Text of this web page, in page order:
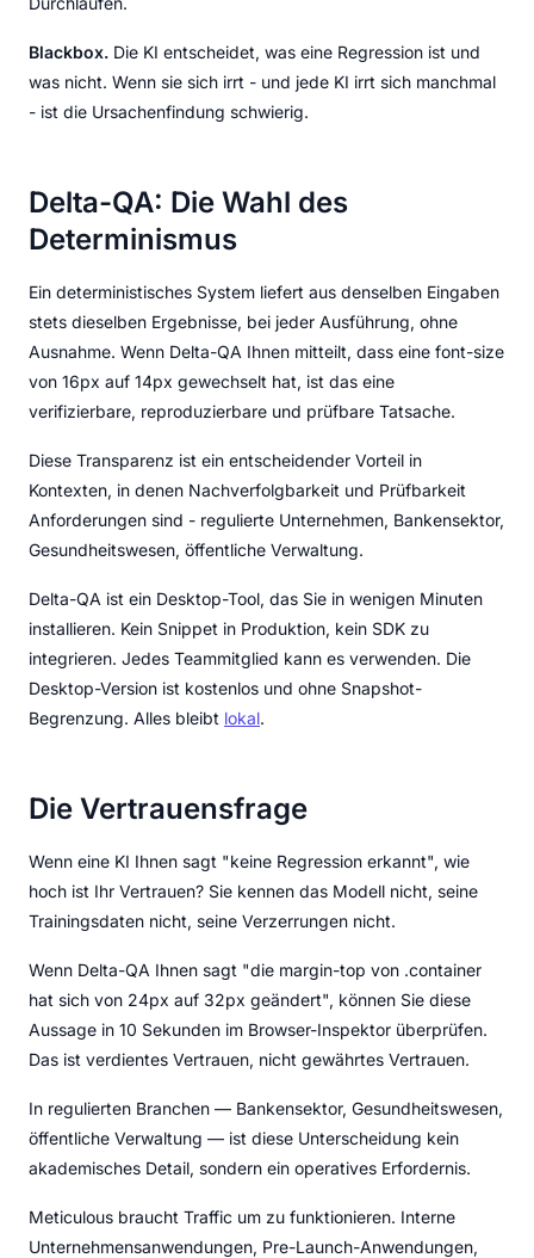
Blackbox. Die KI entscheidet, was eine Regression ist und
was nicht. Wenn sie sich irrt - und jede KI irrt sich manchmal
- ist die Ursachenfindung schwierig.
Delta-QA: Die Wahl des
Determinismus
Ein deterministisches System liefert aus denselben Eingaben
stets dieselben Ergebnisse, bei jeder Ausführung, ohne
Ausnahme. Wenn Delta-QA Ihnen mitteilt, dass eine font-size
von 16px auf 14px gewechselt hat, ist das eine
verifizierbare, reproduzierbare und prüfbare Tatsache.
Diese Transparenz ist ein entscheidender Vorteil in
Kontexten, in denen Nachverfolgbarkeit und Prüfbarkeit
Anforderungen sind - regulierte Unternehmen, Bankensektor,
Gesundheitswesen, öffentliche Verwaltung.
Delta-QA ist ein Desktop-Tool, das Sie in wenigen Minuten
installieren. Kein Snippet in Produktion, kein SDK zu
integrieren. Jedes Teammitglied kann es verwenden. Die
Desktop-Version ist kostenlos und ohne Snapshot-
Begrenzung. Alles bleibt lokal.
Die Vertrauensfrage
Wenn eine KI Ihnen sagt "keine Regression erkannt", wie
hoch ist Ihr Vertrauen? Sie kennen das Modell nicht, seine
Trainingsdaten nicht, seine Verzerrungen nicht.
Wenn Delta-QA Ihnen sagt "die margin-top von .container
hat sich von 24px auf 32px geändert", können Sie diese
Aussage in 10 Sekunden im Browser-Inspektor überprüfen.
Das ist verdientes Vertrauen, nicht gewährtes Vertrauen.
In regulierten Branchen — Bankensektor, Gesundheitswesen,
öffentliche Verwaltung — ist diese Unterscheidung kein
akademisches Detail, sondern ein operatives Erfordernis.
Meticulous braucht Traffic um zu funktionieren. Interne
Unternehmensanwendungen, Pre-Launch-Anwendungen,